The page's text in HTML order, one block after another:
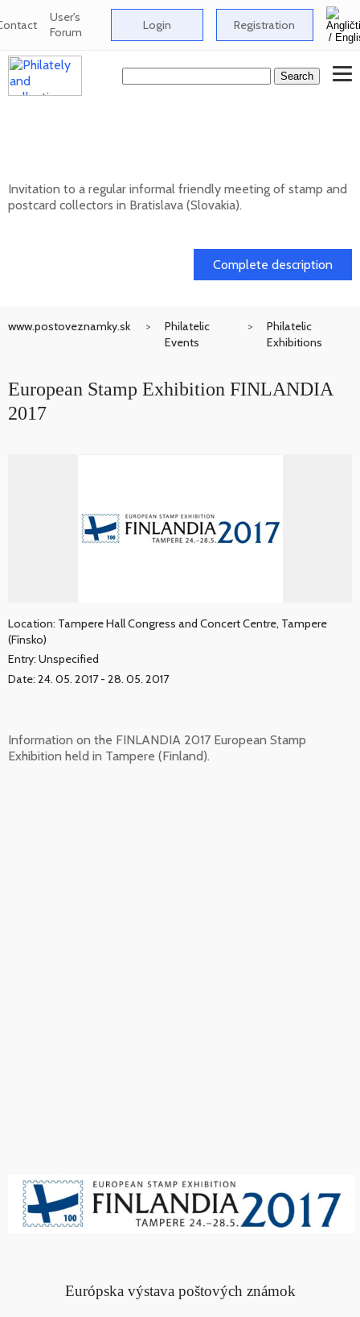
User's
Forum Login Registration
Invitation to a regular informal friendly meeting of stamp and
postcard collectors in Bratislava (Slovakia).
Complete description
www.postoveznamky.sk
Philatelic
Events
Philatelic
Exhibitions
European Stamp Exhibition FINLANDIA
2017
Location: Tampere Hall Congress and Concert Centre, Tampere
(Fínsko)
Entry: Unspecified
Date: 24. 05. 2017 - 28. 05. 2017
Information on the FINLANDIA 2017 European Stamp
Exhibition held in Tampere (Finland).
Európska výstava poštových známok